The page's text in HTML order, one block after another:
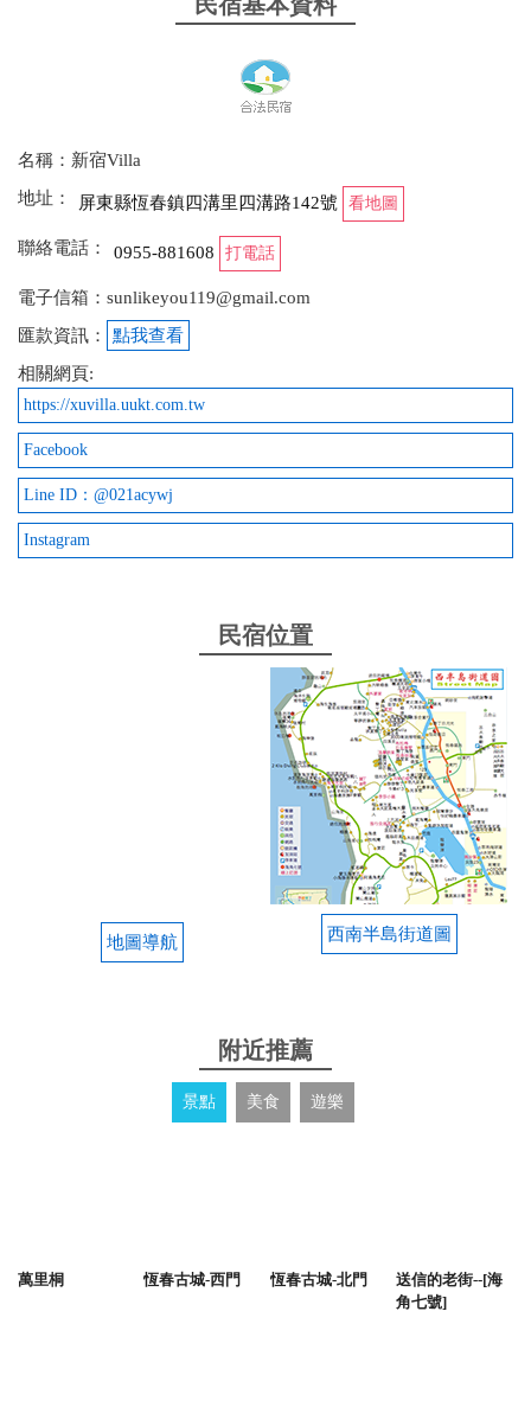
名稱：新宿Villa
地址：
屏東縣恆春鎮四溝里四溝路142號 看地圖
聯絡電話： 0955-881608 打電話
電子信箱：sunlikeyou119@gmail.com
匯款資訊：
點我查看
相關網頁:
https://xuvilla.uukt.com.tw
Facebook
Line ID：@021acywj
Instagram
民宿位置
地圖導航 西南半島街道圖
附近推薦
景點 美食 遊樂
萬里桐 恆春古城-西門 恆春古城-北門
送信的老街--[海
角七號]